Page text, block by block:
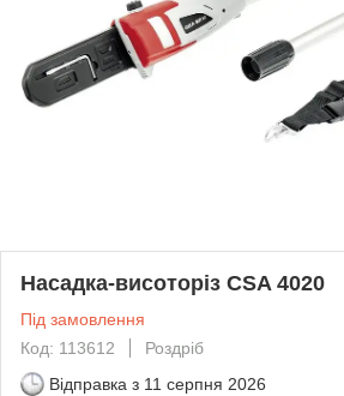
Насадка-висоторіз CSA 4020
Під замовлення
Код: 113612
Роздріб
Відправка з 11 серпня 2026